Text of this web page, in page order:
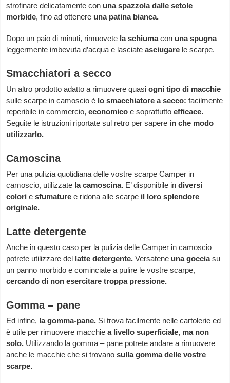
strofinare delicatamente con una spazzola dalle setole
morbide, fino ad ottenere una patina bianca.
Dopo un paio di minuti, rimuovete la schiumacon una spugna
leggermente imbevuta d’acqua e lasciateasciugare le scarpe.
Smacchiatori a secco
Un altro prodotto adatto a rimuovere quasiogni tipo di macchie
sulle scarpe in camoscio è lo smacchiatore a secco:facilmente
reperibile in commercio,economico e soprattuttoefficace.
Seguite le istruzioni riportate sul retro per sapere in che modo
utilizzarlo.
Camoscina
Per una pulizia quotidiana delle vostre scarpe Camper in
camoscio, utilizzate la camoscina. E’ disponibile indiversi
colori esfumature e ridona alle scarpe il loro splendore
originale.
Latte detergente
Anche in questo caso per la pulizia delle Camper in camoscio
potrete utilizzare del latte detergente. Versatene una gocciasu
un panno morbido e cominciate a pulire le vostre scarpe,
cercando di non esercitare troppa pressione.
Gomma – pane
Ed infine, la gomma-pane. Si trova facilmente nelle cartolerie ed
è utile per rimuovere macchiea livello superficiale, ma non
solo. Utilizzando la gomma – pane potrete andare a rimuovere
anche le macchie che si trovanosulla gomma delle vostre
scarpe.